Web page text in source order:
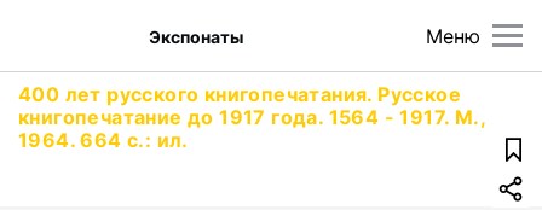
Меню
Экспонаты
400 лет русского книгопечатания. Русское
книгопечатание до 1917 года. 1564 - 1917. М.,
1964. 664 с.: ил.